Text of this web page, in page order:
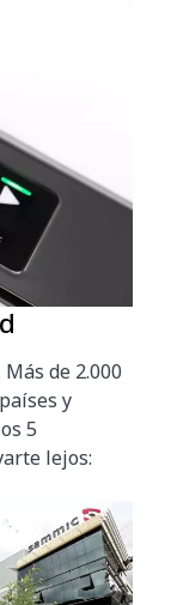
de 2.000
y
5
lejos: